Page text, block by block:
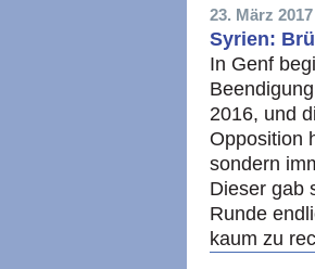
23. März 2017
Syrien:
In Genf
2016, und
Opposition
sondern
Dieser gab
Runde
kaum zu